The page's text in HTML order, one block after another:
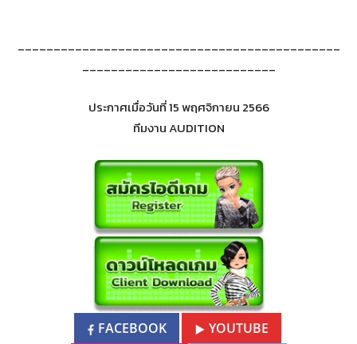
ประกาศเมื่อวันที่ 15 พฤศจิกายน 2566
ทีมงาน AUDITION
FACEBOOK
YOUTUBE